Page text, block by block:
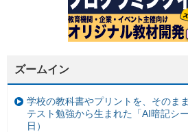
ズームイン
学校の教科書やプリントを、そのま
テスト勉強から生まれた「AI暗記シ
日）